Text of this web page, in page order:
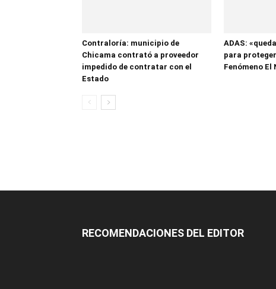
Contraloría: municipio de
Chicama contrató a proveedor
impedido de contratar con el
Estado
ADAS:
para
Fenómeno El
RECOMENDACIONES DEL EDITOR